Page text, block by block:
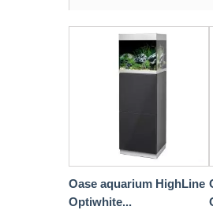
Oase aquarium HighLine
Optiwhite...